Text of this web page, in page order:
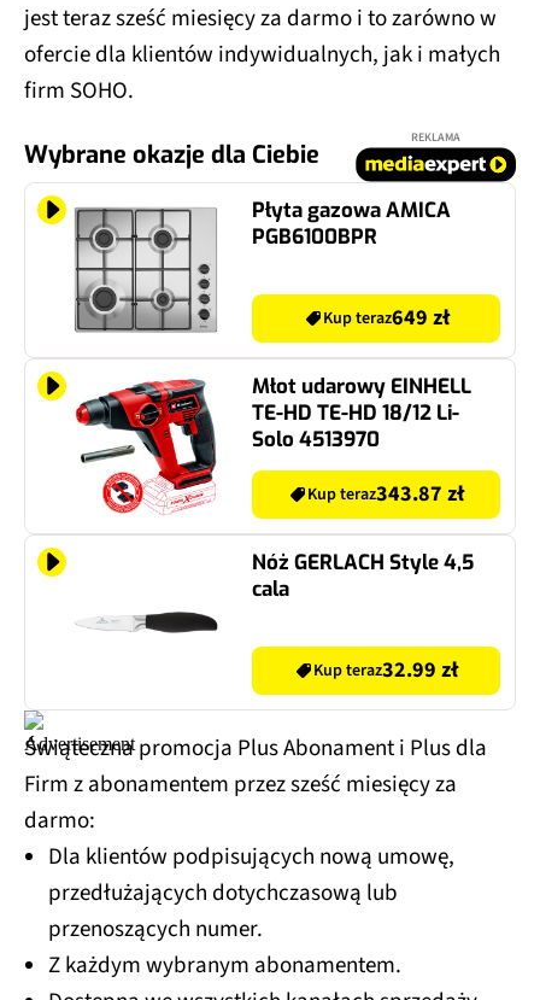
jest teraz sześć miesięcy za darmo i to zarówno w
ofercie dla klientów indywidualnych, jak i małych
firm SOHO.
Wybrane okazje dla Ciebie
REKLAMA
Płyta gazowa AMICA
PGB6100BPR
Kup teraz649 zł
Młot udarowy EINHELL
TE-HD TE-HD 18/12 Li-
Solo 4513970
Kup teraz343.87 zł
Nóż GERLACH Style 4,5
cala
Kup teraz32.99 zł
Świąteczna promocja Plus Abonament i Plus dla
Firm z abonamentem przez sześć miesięcy za
darmo:
Dla klientów podpisujących nową umowę,
przedłużających dotychczasową lub
przenoszących numer.
Z każdym wybranym abonamentem.